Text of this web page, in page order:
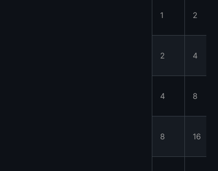
1 2
2 4
4 8
8 16